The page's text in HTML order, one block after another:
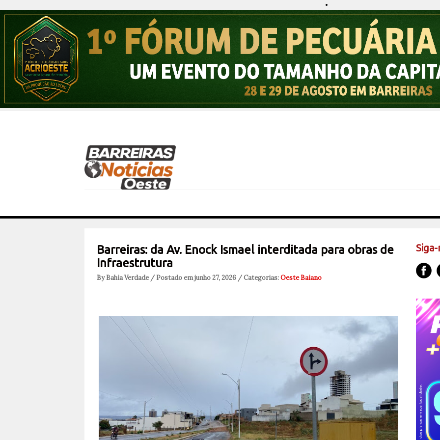
Barreiras: da Av. Enock Ismael interditada para obras de
Infraestrutura
By Bahia Verdade / Postado em junho 27, 2026 / Categorias:Oeste Baiano